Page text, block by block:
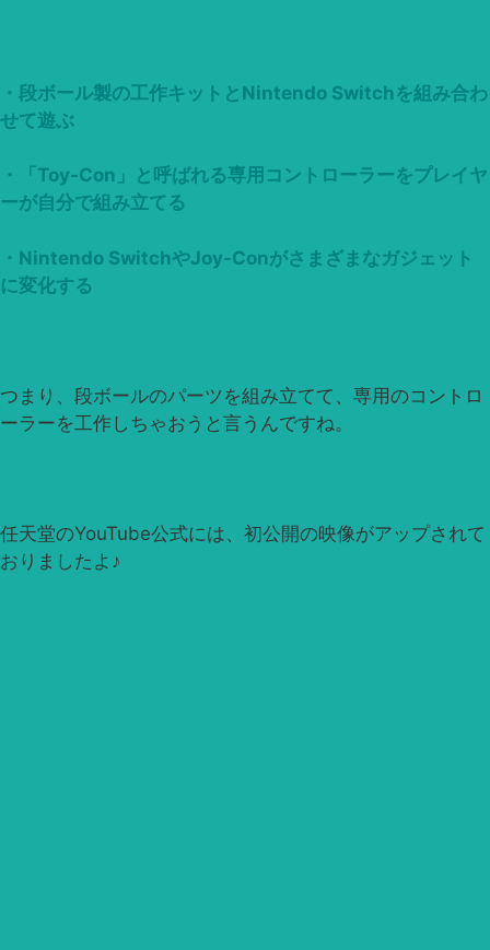
・段ボール製の工作キットとNintendo Switchを組み合わ
せて遊ぶ
・「Toy-Con」と呼ばれる専用コントローラーをプレイヤ
ーが自分で組み立てる
・Nintendo SwitchやJoy-Conがさまざまなガジェット
に変化する
つまり、段ボールのパーツを組み立てて、専用のコントロ
ーラーを工作しちゃおうと言うんですね。
任天堂のYouTube公式には、初公開の映像がアップされて
おりましたよ♪